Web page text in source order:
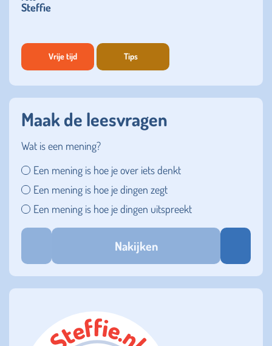
Steffie
Vrije tijd Tips
Maak de leesvragen
Wat is een mening?
Een mening is hoe je over iets denkt
Een mening is hoe je dingen zegt
Een mening is hoe je dingen uitspreekt
Nakijken